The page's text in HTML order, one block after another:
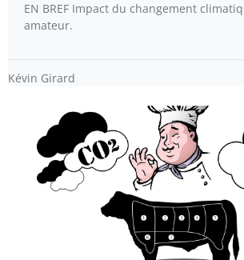
EN BREF Impact du changement
amateur.
Kévin Girard